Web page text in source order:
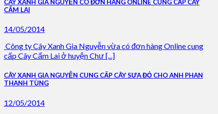
CÂY XANH GIA NGUYỄN CÓ ĐƠN HÀNG ONLINE CUNG CẤP CÂY
CẨM LAI
14/05/2014
Công ty Cây Xanh Gia Nguyễn vừa có đơn hàng Online cung
cấp Cây Cẩm Lai ở huyện Chư [...]
CÂY XANH GIA NGUYỄN CUNG CẤP CÂY SƯA ĐỎ CHO ANH PHAN
THANH TÙNG
12/05/2014